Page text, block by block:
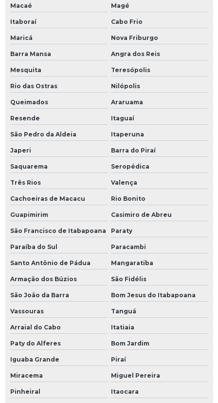
Macaé Magé
Itaboraí Cabo Frio
Maricá Nova Friburgo
Barra Mansa Angra dos Reis
Mesquita Teresópolis
Rio das Ostras Nilópolis
Queimados Araruama
Resende Itaguaí
São Pedro da Aldeia Itaperuna
Japeri Barra do Piraí
Saquarema Seropédica
Três Rios Valença
Cachoeiras de Macacu Rio Bonito
Guapimirim Casimiro de Abreu
São Francisco de Itabapoana Paraty
Paraíba do Sul Paracambi
Santo Antônio de Pádua Mangaratiba
Armação dos Búzios São Fidélis
São João da Barra Bom Jesus do Itabapoana
Vassouras Tanguá
Arraial do Cabo Itatiaia
Paty do Alferes Bom Jardim
Iguaba Grande Piraí
Miracema Miguel Pereira
Pinheiral Itaocara